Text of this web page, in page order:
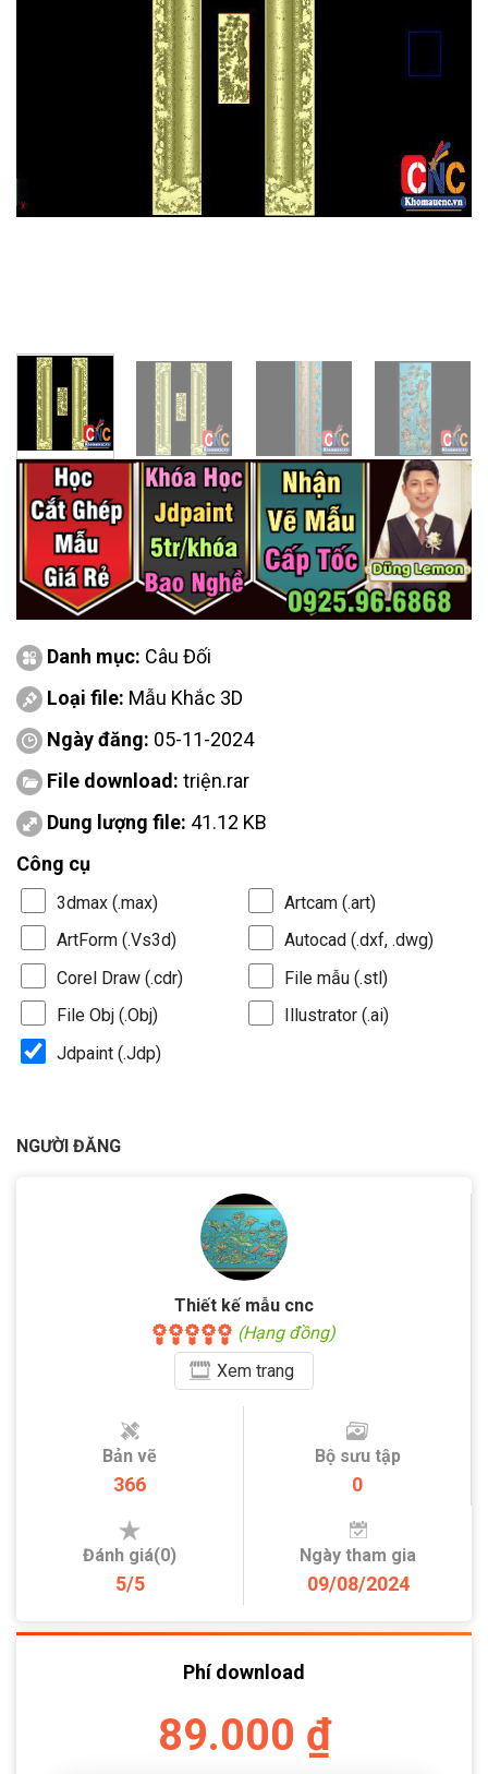
Danh mục: Câu Đối
Loại file: Mẫu Khắc 3D
Ngày đăng: 05-11-2024
File download: triện.rar
Dung lượng file: 41.12 KB
Công cụ
3dmax (.max)
Artcam (.art)
ArtForm (.Vs3d)
Autocad (.dxf, .dwg)
Corel Draw (.cdr)
File mẫu (.stl)
File Obj (.Obj)
Illustrator (.ai)
Jdpaint (.Jdp)
NGƯỜI ĐĂNG
Thiết kế mẫu cnc
(Hạng đồng)
Xemtrang
Bản vẽ
366
Bộ sưu tập
0
Đánh giá(0)
5/5
Ngày tham gia
09/08/2024
Phí download
89.000 ₫